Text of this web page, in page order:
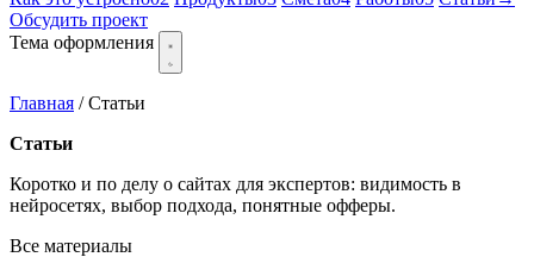
Обсудить проект
Тема оформления
Главная / Статьи
Статьи
Коротко и по делу о сайтах для экспертов: видимость в
нейросетях, выбор подхода, понятные офферы.
Все материалы